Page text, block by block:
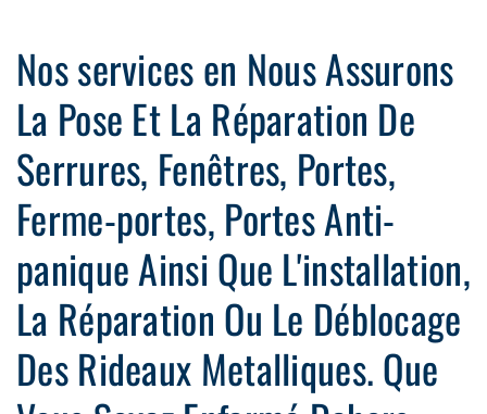
Nos services en Nous Assurons
La Pose Et La Réparation De
Serrures, Fenêtres, Portes,
Ferme-portes, Portes Anti-
panique Ainsi Que L'installation,
La Réparation Ou Le Déblocage
Des Rideaux Metalliques. Que